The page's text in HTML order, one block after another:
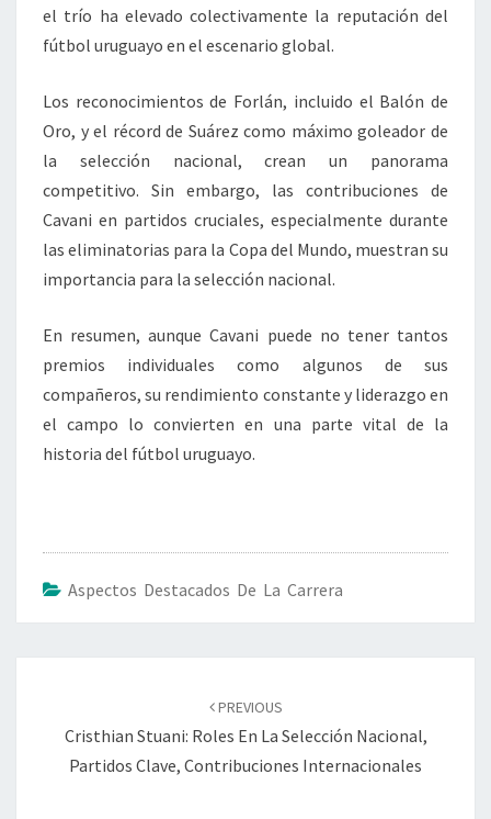
el trío ha elevado colectivamente la reputación del
fútbol uruguayo en el escenario global.
Los reconocimientos de Forlán, incluido el Balón de
Oro, y el récord de Suárez como máximo goleador de
la selección nacional, crean un panorama
competitivo. Sin embargo, las contribuciones de
Cavani en partidos cruciales, especialmente durante
las eliminatorias para la Copa del Mundo, muestran su
importancia para la selección nacional.
En resumen, aunque Cavani puede no tener tantos
premios individuales como algunos de sus
compañeros, su rendimiento constante y liderazgo en
el campo lo convierten en una parte vital de la
historia del fútbol uruguayo.
Aspectos Destacados De La Carrera
PREVIOUS
Cristhian Stuani: Roles En La Selección Nacional,
Partidos Clave, Contribuciones Internacionales